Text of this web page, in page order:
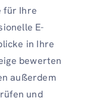
für Ihre
E-
in Ihre
bewerten
außerdem
und